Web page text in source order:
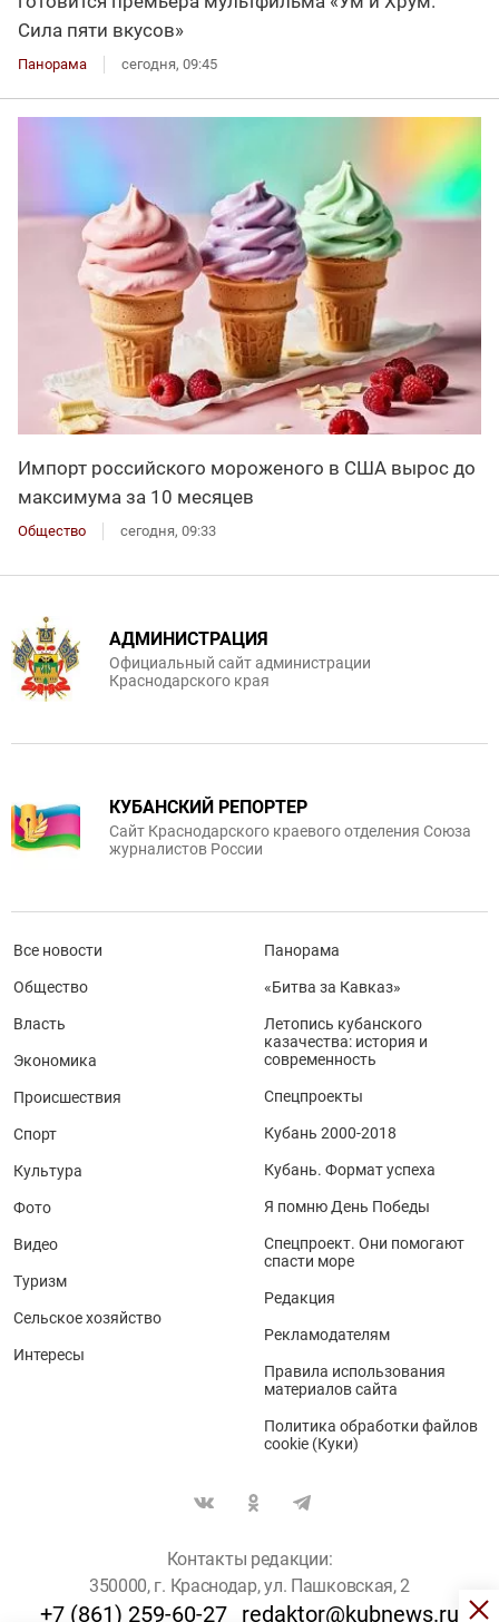
Сила пяти вкусов»
Панорама сегодня, 09:45
Импорт российского мороженого в США вырос до
максимума за 10 месяцев
Общество сегодня, 09:33
АДМИНИСТРАЦИЯ
Официальный сайт администрации
Краснодарского края
КУБАНСКИЙ РЕПОРТЕР
Сайт Краснодарского краевого отделения Союза
журналистов России
Все новости
Общество
Власть
Экономика
Происшествия
Спорт
Культура
Фото
Видео
Туризм
Сельское хозяйство
Интересы
Панорама
«Битва за Кавказ»
Летопись кубанского
казачества: история и
современность
Спецпроекты
Кубань 2000-2018
Кубань. Формат успеха
Я помню День Победы
Спецпроект. Они помогают
спасти море
Редакция
Рекламодателям
Правила использования
материалов сайта
Политика обработки файлов
cookie (Куки)
Контакты редакции:
350000, г. Краснодар, ул. Пашковская, 2
+7 (861) 259-60-27 redaktor@kubnews.ru